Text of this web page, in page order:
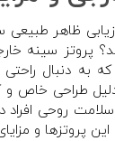
ظاهر
پروتز سینه
به دنبال
طراحی خاص و
روحی افراد
پروتزها و